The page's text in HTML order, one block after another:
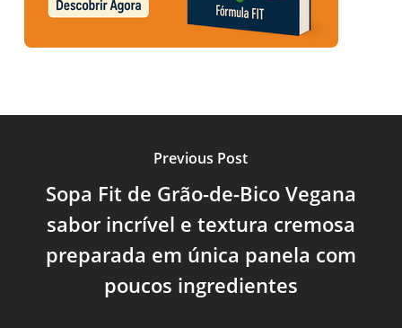
Previous Post
Sopa Fit de Grão-de-Bico Vegana
sabor incrível e textura cremosa
preparada em única panela com
poucos ingredientes